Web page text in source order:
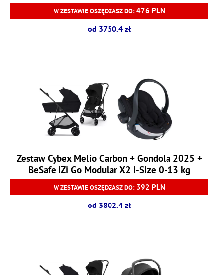
W ZESTAWIE OSZĘDZASZ DO:476 PLN
od 3750.4 zł
Zestaw Cybex Melio Carbon + Gondola 2025 +
BeSafe iZi Go Modular X2 i-Size 0-13 kg
W ZESTAWIE OSZĘDZASZ DO: 392 PLN
od 3802.4 zł